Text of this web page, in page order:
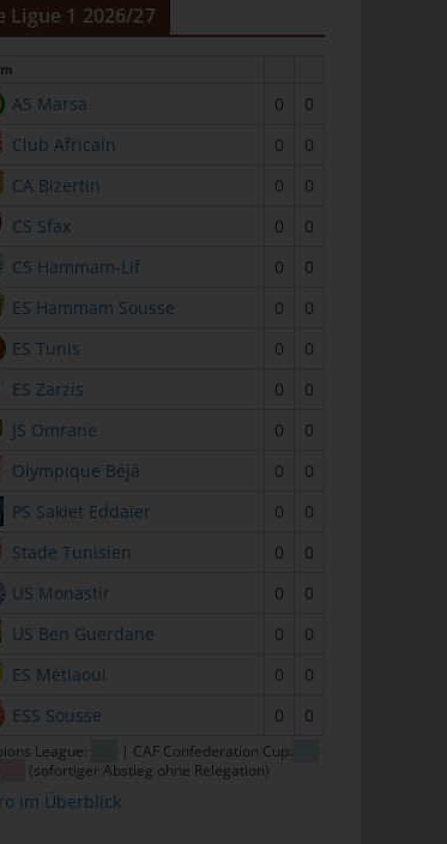
Ligue 1 2026/27
AS Marsa 0
0
Club Africain 0
0
CA Bizertin 0
0
CS Sfax 0
0
CS Hammam-Lif 0
0
ES Hammam Sousse 0
0
ES Tunis 0
0
ES Zarzis 0
0
JS Omrane 0
0
Olympique Béjà 0
0
PS Sakiet Eddaïer 0
0
Stade Tunisien 0
0
US Monastir 0
0
US Ben Guerdane 0
0
ES Métlaoui 0
0
ESS Sousse 0 0
League:
| CAF Confederation Cup:
(sofortiger Abstieg ohne Relegation)
im Überblick